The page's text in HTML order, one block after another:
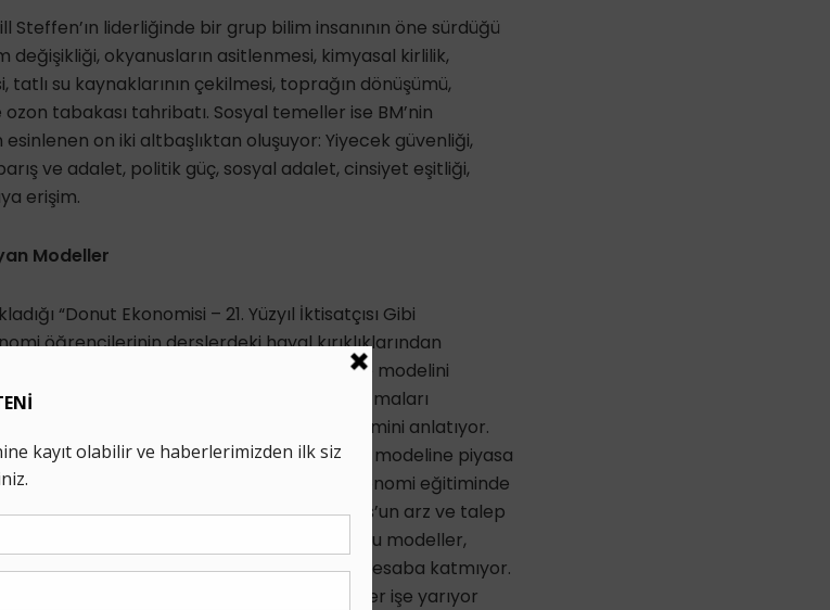
liderliğinde bir grup bilim insanının öne sürdüğü
okyanusların asitlenmesi, kimyasal kirlilik,
su kaynaklarının çekilmesi, toprağın dönüşümü,
tabakası tahribatı. Sosyal temeller ise BM’nin
on iki altbaşlıktan oluşuyor: Yiyecek güvenliği,
ve adalet, politik güç, sosyal adalet, cinsiyet eşitliği,
erişim.
Modeller
“Donut Ekonomisi – 21. Yüzyıl İktisatçısı Gibi
öğrencilerinin derslerdeki hayal kırıklıklarından
İnsani Gelişme Raporu’nu yazması ve modelini
bahsederek var olan mekanizmaları
hedeflere odaklanmanın önemini anlatıyor.
anlayışlarına eleştiri getiren Raworth, modeline piyasa
davranışlarını dahil etmiyor. Bugünün ekonomi eğitiminde
Dairesel Akışı ve William Stanley Jevons’un arz ve talep
ve matematiksel hesaplara dayanan bu modeller,
ve bunların içinde bulunduğu doğayı hesaba katmıyor.
bu seviyeye gelmeden önce bu modeller işe yarıyor